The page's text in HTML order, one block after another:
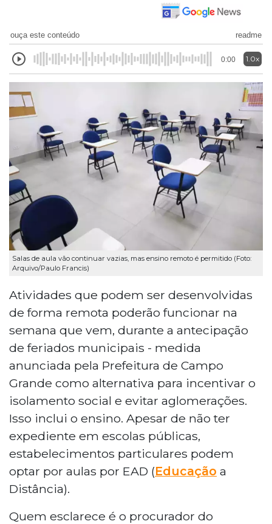
ouça este conteúdo readme
0:00 1.0x
Salas de aula vão continuar vazias, mas ensino remoto é permitido (Foto:
Arquivo/Paulo Francis)
Atividades que podem ser desenvolvidas
de forma remota poderão funcionar na
semana que vem, durante a antecipação
de feriados municipais - medida
anunciada pela Prefeitura de Campo
Grande como alternativa para incentivar o
isolamento social e evitar aglomerações.
Isso inclui o ensino. Apesar de não ter
expediente em escolas públicas,
estabelecimentos particulares podem
optar por aulas por EAD (Educação a
Distância).
Quem esclarece é o procurador do